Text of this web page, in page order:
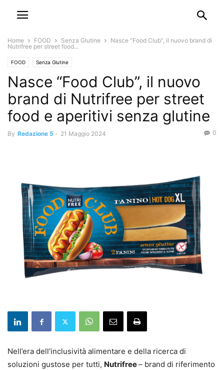
Home FOOD Senza Glutine
Nasce “Food Club”, il nuovo brand di
Nutrifree per street food...
FOOD Senza Glutine
Nasce “Food Club”, il nuovo
brand di Nutrifree per street
food e aperitivi senza glutine
By Redazione 5 - 21 Maggio 2024 0
Nell’era dell’inclusività alimentare e della ricerca di
soluzioni gustose per tutti, Nutrifree– brand di riferimento